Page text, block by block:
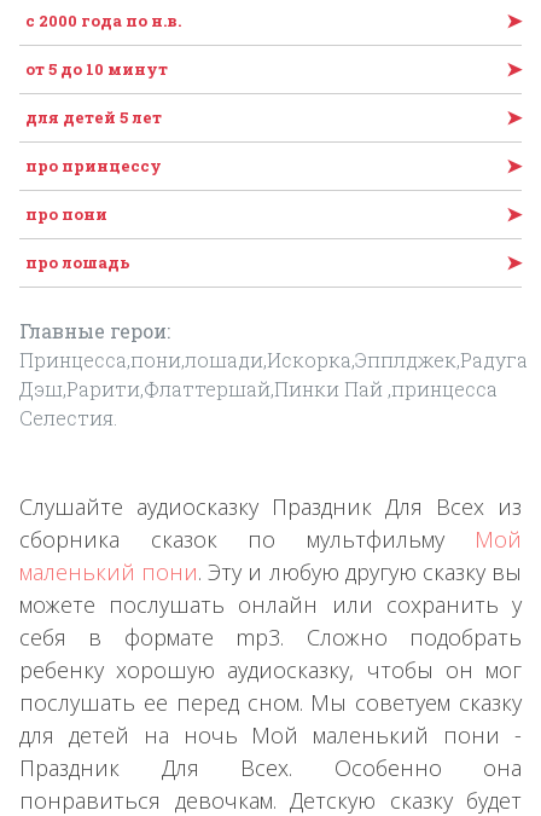
c 2000 года по н.в. ➤
от 5 до 10 минут ➤
для детей 5 лет ➤
про принцессу ➤
про пони ➤
про лошадь ➤
Главные герои:
Принцесса,пони,лошади,Искорка,Эпплджек,Радуга
Дэш,Рарити,Флаттершай,Пинки Пай ,принцесса
Селестия.
Слушайте аудиосказку Праздник Для Всех из
сборника сказок по мультфильму Мой
маленький пони. Эту и любую другую сказку вы
можете послушать онлайн или сохранить у
себя в формате mp3. Сложно подобрать
ребенку хорошую аудиосказку, чтобы он мог
послушать ее перед сном. Мы советуем сказку
для детей на ночь Мой маленький пони -
Праздник Для Всех. Особенно она
понравиться девочкам. Детскую сказку будет